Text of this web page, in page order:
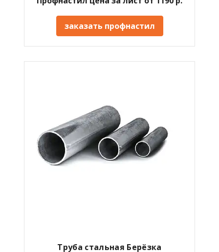
заказать профнастил
Труба стальная Берёзка